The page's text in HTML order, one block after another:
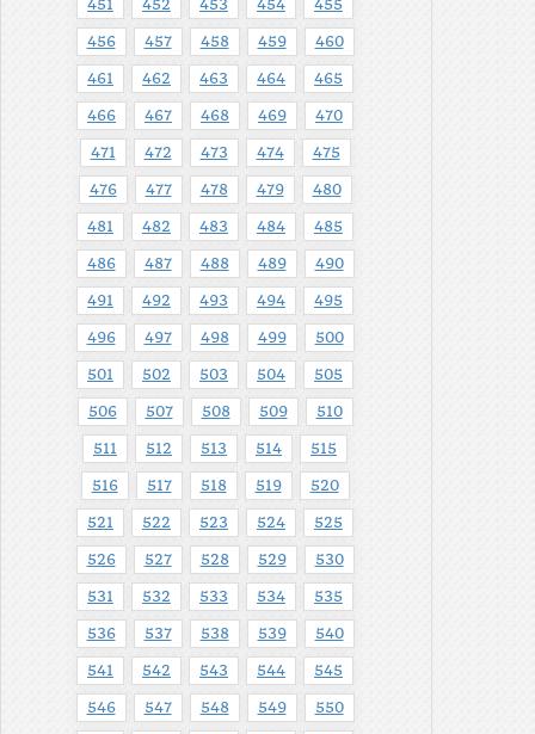
451 452 453 454 455
456 457 458 459 460
461 462 463 464 465
466 467 468 469 470
471 472 473 474 475
476 477 478 479 480
481 482 483 484 485
486 487 488 489 490
491 492 493 494 495
496 497 498 499 500
501 502 503 504 505
506 507 508 509 510
511 512 513 514 515
516 517 518 519 520
521 522 523 524 525
526 527 528 529 530
531 532 533 534 535
536 537 538 539 540
541 542 543 544 545
546 547 548 549 550